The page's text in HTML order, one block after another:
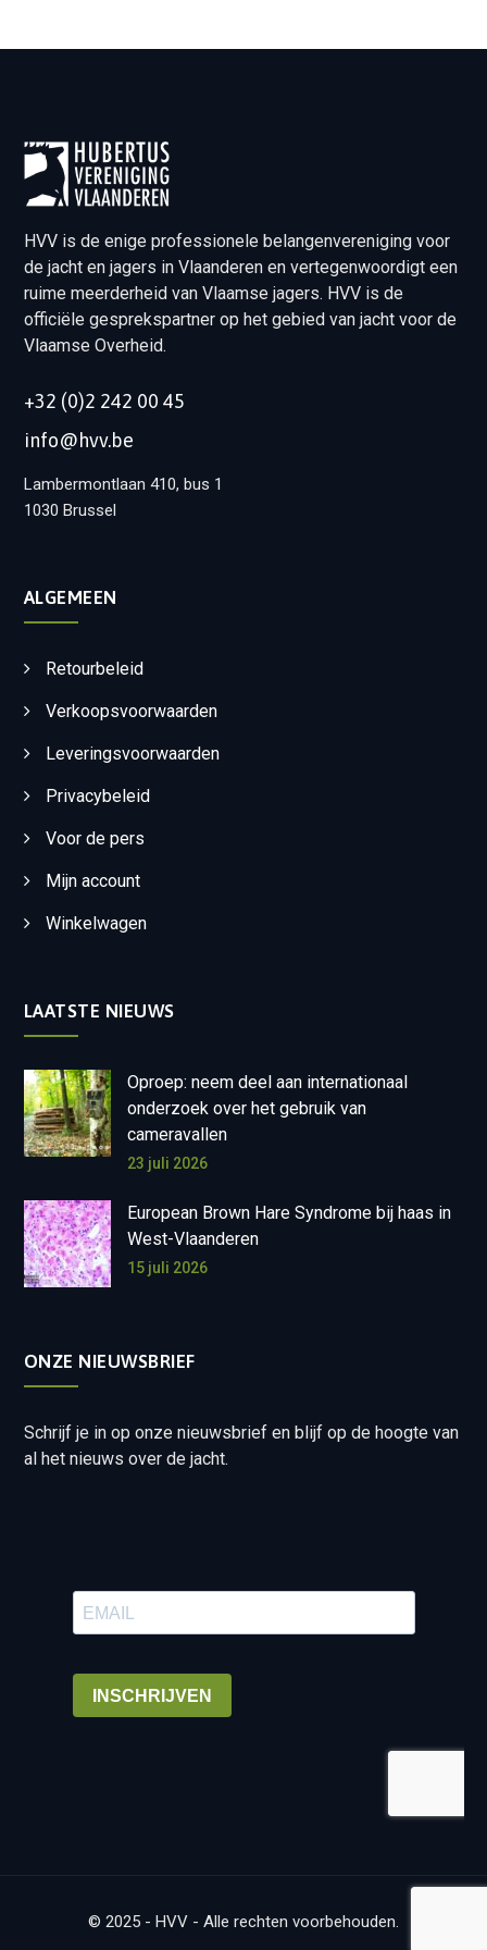
variaties.
gekozen
worden
op
de
productpagina
HVV is de enige professionele belangenvereniging voor
de jacht en jagers in Vlaanderen en vertegenwoordigt een
ruime meerderheid van Vlaamse jagers. HVV is de
officiële gesprekspartner op het gebied van jacht voor de
Vlaamse Overheid.
+32 (0)2 242 00 45
info@hvv.be
Lambermontlaan 410, bus 1
1030 Brussel
ALGEMEEN
Retourbeleid
Verkoopsvoorwaarden
Leveringsvoorwaarden
Privacybeleid
Voor de pers
Mijn account
Winkelwagen
LAATSTE NIEUWS
Oproep: neem deel aan internationaal
onderzoek over het gebruik van
cameravallen
23 juli 2026
European Brown Hare Syndrome bij haas in
West-Vlaanderen
15 juli 2026
ONZE NIEUWSBRIEF
Schrijf je in op onze nieuwsbrief en blijf op de hoogte van
al het nieuws over de jacht.
© 2025 - HVV - Alle rechten voorbehouden.